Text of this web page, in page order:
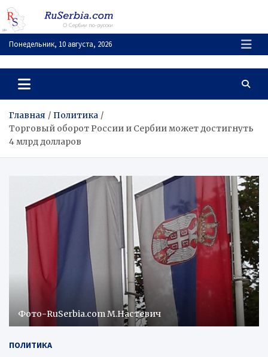
Перейти
содержимому
Понедельник, 10 августа, 2026
RuSerbia.com
О Сербии – по-русски
Главная
Политика
Торговый оборот России и Сербии может достигнуть
4 млрд долларов
Фото-RuSerbia.com М.Настевич
ПОЛИТИКА